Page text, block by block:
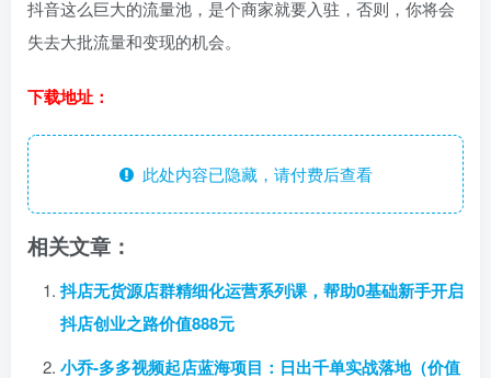
抖音这么巨大的流量池，是个商家就要入驻，否则，你将会
失去大批流量和变现的机会。
下载地址：
此处内容已隐藏，请付费后查看
相关文章：
抖店无货源店群精细化运营系列课，帮助0基础新手开启
抖店创业之路价值888元
小乔-多多视频起店蓝海项目：日出千单实战落地（价值